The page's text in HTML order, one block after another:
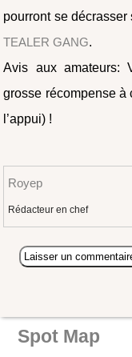
pourront se décrasser
TEALER GANG.
Avis aux amateurs:
grosse récompense à
l’appui) !
Royep
Rédacteur en chef
Spot Map